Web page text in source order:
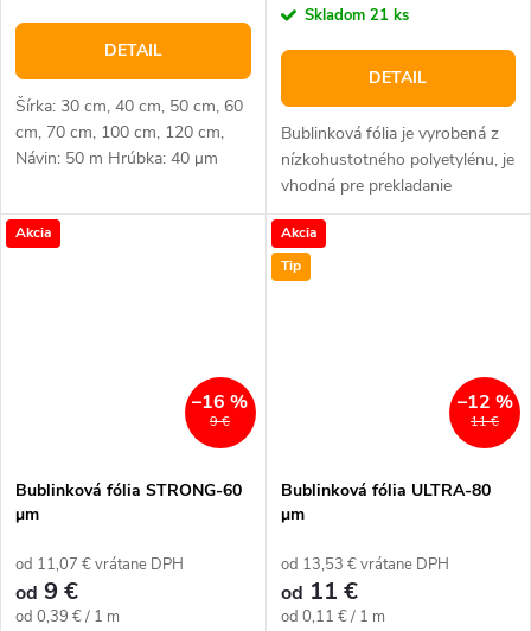
DETAIL
Šírka: 30 cm, 40 cm, 50 cm, 60
cm, 70 cm, 100 cm, 120 cm,
Návin: 50 m Hrúbka: 40 μm
Transparentná Materiál:
Polyetylén
cena:Skladom 21 ks
DETAIL
Bublinková fólia je vyrobená z
nízkohustotného polyetylénu, je
vhodná pre prekladanie
krehkých a citlivých výrobkov či
fixáciu tovaru v prepravných
obaloch.
Akcia
9 €
–16 %
Bublinková fólia STRONG-60
μm
od 11,07 € vrátane DPH
od 9 €
Jednotková
od 0,39 € / 1 m
Akcia
Tip
11 €
–12 %
Bublinková fólia ULTRA-80
μm
od 13,53 € vrátane DPH
od 11 €
Jednotková
od 0,11 € / 1 m